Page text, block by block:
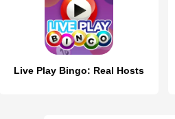
Live Play Bingo: Real Hosts